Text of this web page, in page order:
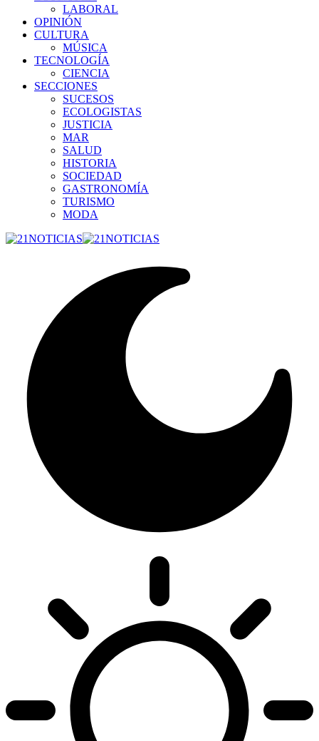
LABORAL
OPINIÓN
CULTURA
MÚSICA
TECNOLOGÍA
CIENCIA
SECCIONES
SUCESOS
ECOLOGISTAS
JUSTICIA
MAR
SALUD
HISTORIA
SOCIEDAD
GASTRONOMÍA
TURISMO
MODA